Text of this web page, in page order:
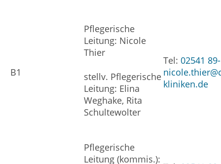
B1
Pflegerische
Leitung: Nicole
Thier
stellv. Pflegerische
Leitung: Elina
Weghake, Rita
Schultewolter
Tel: 02541
kliniken.de
Pflegerische
Leitung (kommis.):